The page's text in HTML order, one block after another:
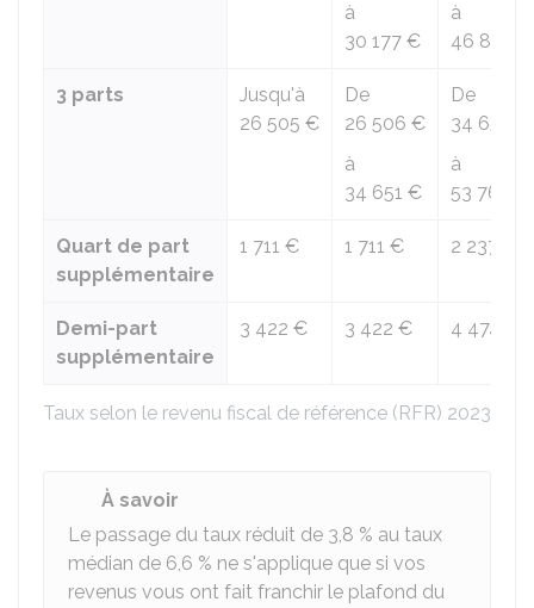
Taux selon le revenu fiscal de référence (RFR) 2023 du
à
30 177 €
à
46 827 €
3 parts
Jusqu'à
26 505 €
De
26 506 €
à
34 651 €
De
34 652 €
à
53 768 €
Quart de part
supplémentaire
1 711 € 1 711 € 2 237 €
Demi-part
supplémentaire
3 422 € 3 422 € 4 474 €
À savoir
Le passage du taux réduit de 3,8 % au taux
médian de 6,6 % ne s'applique que si vos
revenus vous ont fait franchir le plafond du